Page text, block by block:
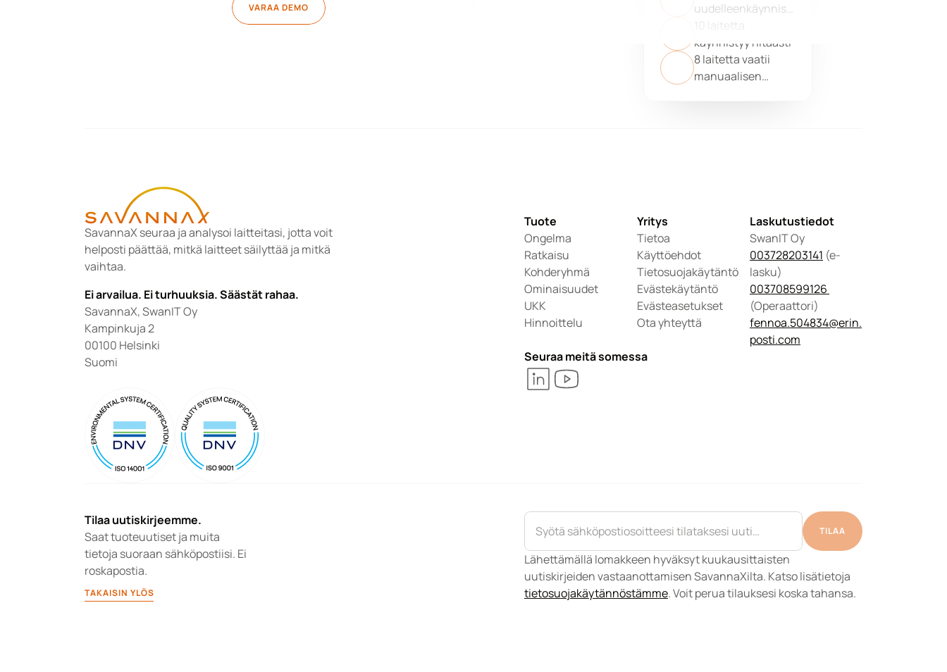
VARAA DEMO
uudelleenkäynnist
yksen
10 laitetta
käynnistyy hitaasti
8 laitetta vaatii
manuaalisen
SavannaX seuraa ja analysoi laitteitasi, jotta voit
helposti päättää, mitkä laitteet säilyttää ja mitkä
vaihtaa.
Ei arvailua. Ei turhuuksia. Säästät rahaa.
SavannaX, SwanIT Oy
Kampinkuja 2
00100 Helsinki
Suomi
Tuote
Ongelma
Ratkaisu
Kohderyhmä
Ominaisuudet
UKK
Hinnoittelu
Yritys
Tietoa
Käyttöehdot
Tietosuojakäytäntö
Evästekäytäntö
Evästeasetukset
Ota yhteyttä
Laskutustiedot
SwanIT Oy
003728203141 (e-
lasku)
(Operaattori)
fennoa.504834@erin.
posti.com
Seuraa meitä somessa
Tilaa uutiskirjeemme.
Saat tuoteuutiset ja muita
tietoja suoraan sähköpostiisi. Ei
roskapostia.
TAKAISIN YLÖS
TILAA
Lähettämällä lomakkeen hyväksyt kuukausittaisten
tietosuojakäytännöstämme. Voit perua tilauksesi koska tahansa.